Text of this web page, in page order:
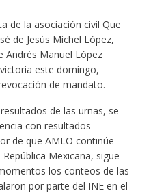
de la asociación civil Que
de Jesús Michel López,
Andrés Manuel López
este domingo,
de mandato.
de las urnas, se
con resultados
de que AMLO continúe
Mexicana, sigue
los conteos de las
por parte del INE en el